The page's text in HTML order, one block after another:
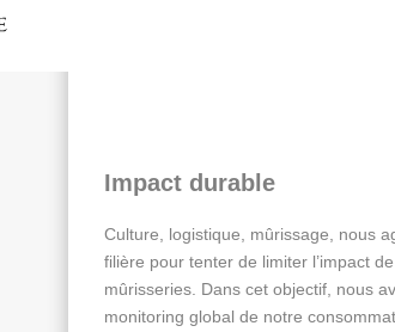
Impact durable
Culture, logistique, mûrissage, nous
filière pour tenter de limiter l’impact
mûrisseries. Dans cet objectif, nous
monitoring global de notre